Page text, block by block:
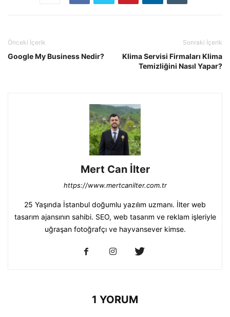
Önceki İçerik
Google My Business Nedir?
Sonraki İçerik
Klima Servisi Firmaları Klima
Temizliğini Nasıl Yapar?
Mert Can İlter
https://www.mertcanilter.com.tr
25 Yaşında İstanbul doğumlu yazılım uzmanı. İlter web
tasarım ajansının sahibi. SEO, web tasarım ve reklam işleriyle
uğraşan fotoğrafçı ve hayvansever kimse.
1 YORUM